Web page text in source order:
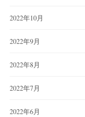
2022年10月
2022年9月
2022年8月
2022年7月
2022年6月